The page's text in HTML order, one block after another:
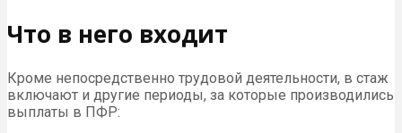
Что в него входит
Кроме непосредственно трудовой деятельности, в стаж
включают и другие периоды, за которые производились
выплаты в ПФР: